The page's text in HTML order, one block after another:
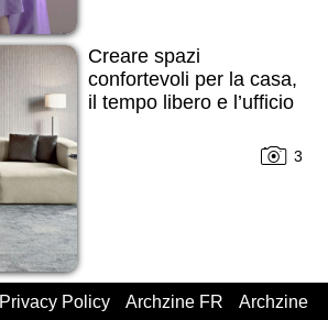
Creare spazi
confortevoli per la casa,
il tempo libero e l’ufficio
3
Privacy Policy Archzine FR Archzine